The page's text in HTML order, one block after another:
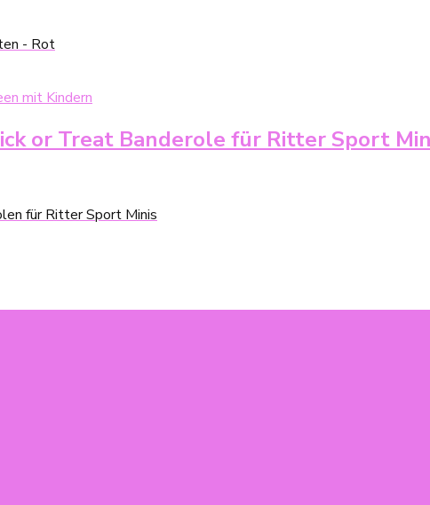
- Rot
or Treat Banderole für Ritter Sport
für Ritter Sport Minis